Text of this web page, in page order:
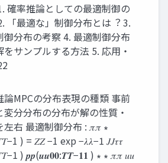
確率推論としての最適制御の
「最適な」制御分布とは︖ 3.
御分布の考察 4. 最適制御分布
をサンプルする方法 5. 応用・
論MPCの分布表現の種類 事前
変分分布の分布が解の性質・
左右 最適制御分布 : 𝜋𝜋 ∗
) = 𝑍𝑍 −1 exp −𝜆𝜆−1 𝐽𝐽𝜏𝜏
) 𝒑𝒑(𝒖𝒖𝟎𝟎:𝑻𝑻−𝟏𝟏 ) ∗ ∗ 𝜋𝜋 𝑢𝑢